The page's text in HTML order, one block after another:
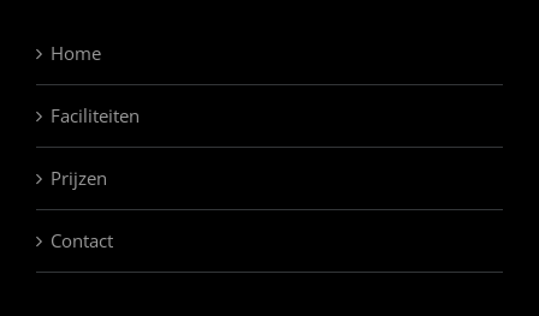
Home
Faciliteiten
Prijzen
Contact